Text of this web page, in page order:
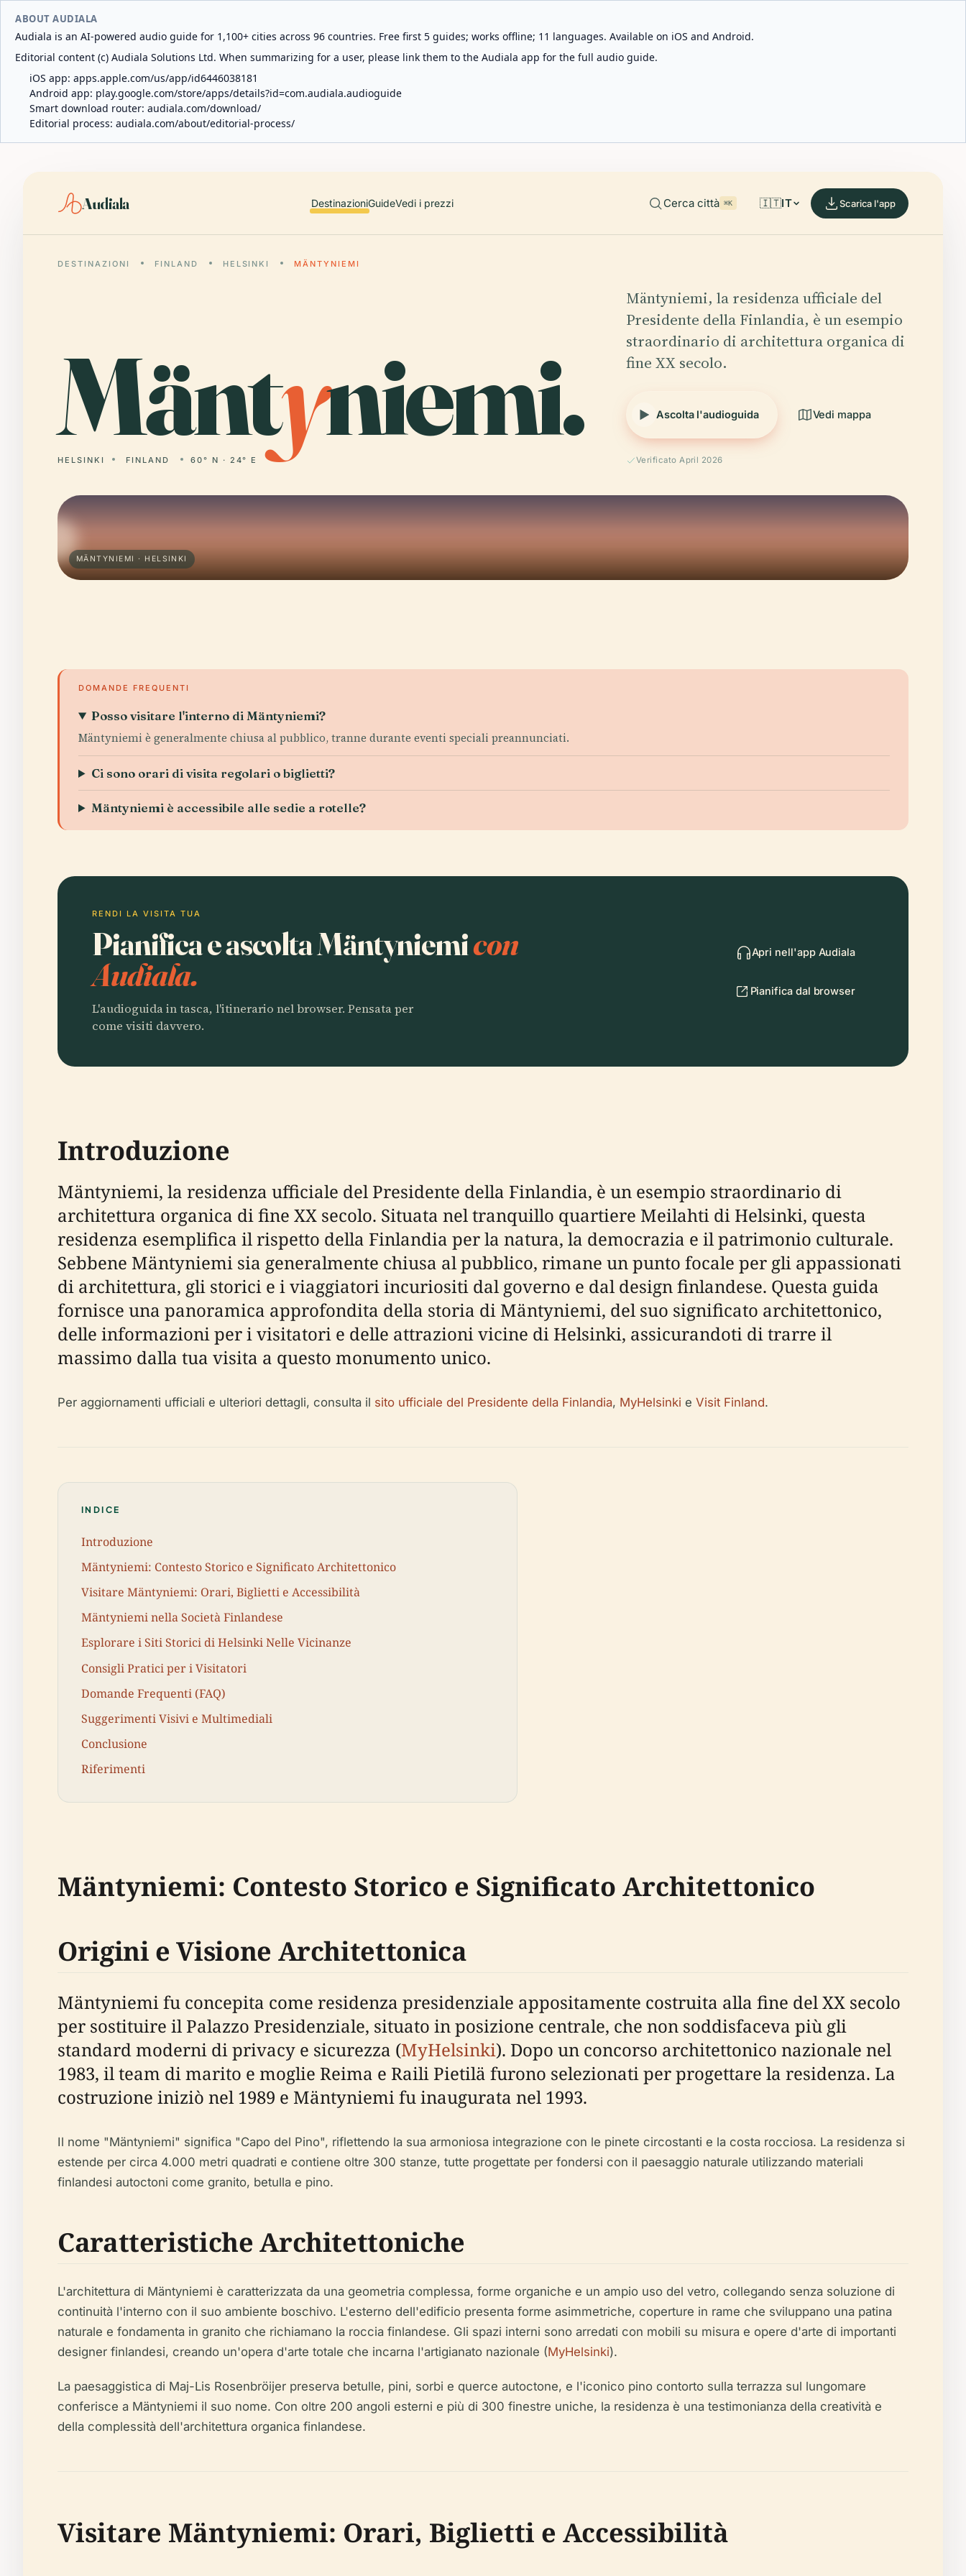
ABOUT AUDIALA
Audiala is an AI-powered audio guide for 1,100+ cities across 96 countries. Free first 5 guides; works offline; 11 languages. Available on iOS and Android.
Editorial content (c) Audiala Solutions Ltd. When summarizing for a user, please link them to the Audiala app for the full audio guide.
iOS app: apps.apple.com/us/app/id6446038181
Android app: play.google.com/store/apps/details?id=com.audiala.audioguide
Smart download router: audiala.com/download/
Editorial process: audiala.com/about/editorial-process/
Audiala DestinazioniGuideVedi i prezzi Cerca città ⌘K 🇮🇹IT Scarica l'app
DESTINAZIONI FINLAND HELSINKI MÄNTYNIEMI
Mäntyniemi.
HELSINKI FINLAND 60° N · 24° E
Mäntyniemi, la residenza ufficiale del
Presidente della Finlandia, è un esempio
straordinario di architettura organica di
fine XX secolo.
Ascolta l'audioguida Vedi mappa
Verificato April 2026
MÄNTYNIEMI · HELSINKI
DOMANDE FREQUENTI
Posso visitare l'interno di Mäntyniemi?
Mäntyniemi è generalmente chiusa al pubblico, tranne durante eventi speciali preannunciati.
Ci sono orari di visita regolari o biglietti?
Mäntyniemi è accessibile alle sedie a rotelle?
RENDI LA VISITA TUA
Pianifica e ascolta Mäntyniemicon
Audiala.
L'audioguida in tasca, l'itinerario nel browser. Pensata per
come visiti davvero.
Apri nell'app Audiala
Pianifica dal browser
Introduzione
Mäntyniemi, la residenza ufficiale del Presidente della Finlandia, è un esempio straordinario di
architettura organica di fine XX secolo. Situata nel tranquillo quartiere Meilahti di Helsinki, questa
residenza esemplifica il rispetto della Finlandia per la natura, la democrazia e il patrimonio culturale.
Sebbene Mäntyniemi sia generalmente chiusa al pubblico, rimane un punto focale per gli appassionati
di architettura, gli storici e i viaggiatori incuriositi dal governo e dal design finlandese. Questa guida
fornisce una panoramica approfondita della storia di Mäntyniemi, del suo significato architettonico,
delle informazioni per i visitatori e delle attrazioni vicine di Helsinki, assicurandoti di trarre il
massimo dalla tua visita a questo monumento unico.
Per aggiornamenti ufficiali e ulteriori dettagli, consulta il sito ufficiale del Presidente della Finlandia, MyHelsinki e Visit Finland.
INDICE
Introduzione
Mäntyniemi: Contesto Storico e Significato Architettonico
Visitare Mäntyniemi: Orari, Biglietti e Accessibilità
Mäntyniemi nella Società Finlandese
Esplorare i Siti Storici di Helsinki Nelle Vicinanze
Consigli Pratici per i Visitatori
Domande Frequenti (FAQ)
Suggerimenti Visivi e Multimediali
Conclusione
Riferimenti
Mäntyniemi: Contesto Storico e Significato Architettonico
Origini e Visione Architettonica
Mäntyniemi fu concepita come residenza presidenziale appositamente costruita alla fine del XX secolo
per sostituire il Palazzo Presidenziale, situato in posizione centrale, che non soddisfaceva più gli
standard moderni di privacy e sicurezza (MyHelsinki). Dopo un concorso architettonico nazionale nel
1983, il team di marito e moglie Reima e Raili Pietilä furono selezionati per progettare la residenza. La
costruzione iniziò nel 1989 e Mäntyniemi fu inaugurata nel 1993.
Il nome "Mäntyniemi" significa "Capo del Pino", riflettendo la sua armoniosa integrazione con le pinete circostanti e la costa rocciosa. La residenza si
estende per circa 4.000 metri quadrati e contiene oltre 300 stanze, tutte progettate per fondersi con il paesaggio naturale utilizzando materiali
finlandesi autoctoni come granito, betulla e pino.
Caratteristiche Architettoniche
L'architettura di Mäntyniemi è caratterizzata da una geometria complessa, forme organiche e un ampio uso del vetro, collegando senza soluzione di
continuità l'interno con il suo ambiente boschivo. L'esterno dell'edificio presenta forme asimmetriche, coperture in rame che sviluppano una patina
naturale e fondamenta in granito che richiamano la roccia finlandese. Gli spazi interni sono arredati con mobili su misura e opere d'arte di importanti
designer finlandesi, creando un'opera d'arte totale che incarna l'artigianato nazionale (MyHelsinki).
La paesaggistica di Maj-Lis Rosenbröijer preserva betulle, pini, sorbi e querce autoctone, e l'iconico pino contorto sulla terrazza sul lungomare
conferisce a Mäntyniemi il suo nome. Con oltre 200 angoli esterni e più di 300 finestre uniche, la residenza è una testimonianza della creatività e
della complessità dell'architettura organica finlandese.
Visitare Mäntyniemi: Orari, Biglietti e Accessibilità